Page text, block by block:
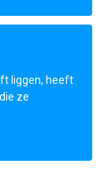
liggen, heeft
ze